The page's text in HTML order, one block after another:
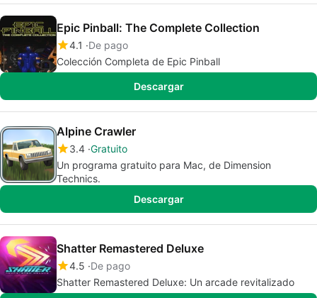
Epic Pinball: The Complete Collection
4.1
De pago
Colección Completa de Epic Pinball
Descargar
Alpine Crawler
3.4 Gratuito
Un programa gratuito para Mac, de Dimension
Technics.
Descargar
Shatter Remastered Deluxe
4.5 De pago
Shatter Remastered Deluxe: Un arcade revitalizado